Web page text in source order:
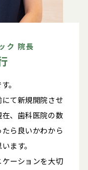
ク 院長
。
て新規開院させ
、歯科医院の数
ら良いかわから
ます。
ーションを大切